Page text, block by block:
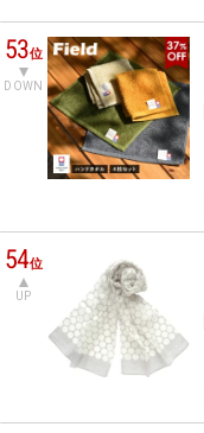
53位
DOWN
54位
UP